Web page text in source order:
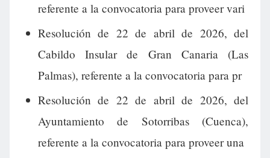
referente a la convocatoria para proveer vari
Resolución de 22 de abril de 2026, del
Cabildo Insular de Gran Canaria (Las
Palmas), referente a la convocatoria para pr
Resolución de 22 de abril de 2026, del
Ayuntamiento de Sotorribas (Cuenca),
referente a la convocatoria para proveer una